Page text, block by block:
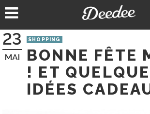
au
23
MAI
SHOPPING
BONNE FÊTE
! ET
IDÉES